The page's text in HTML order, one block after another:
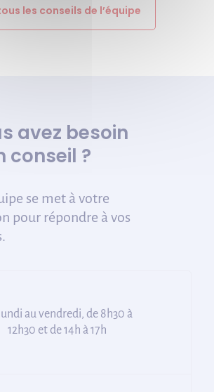
les conseils de l’équipe
avez besoin
conseil ?
se met à votre
pour répondre à vos
au vendredi, de 8h30 à
12h30 et de 14h à 17h